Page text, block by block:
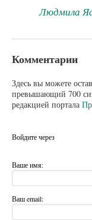
Людмила
Комментарии
Здесь вы можете
превышающий 700
редакцией портала
Войдите через
Ваше имя:
Ваш email: